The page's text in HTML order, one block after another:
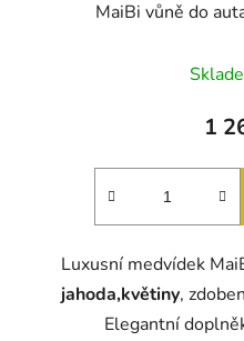
MaiBi vůně do
1
Luxusní medvídek
jahoda,květiny,
Elegantní